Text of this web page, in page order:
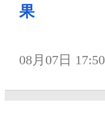
果
08月07日 17:50